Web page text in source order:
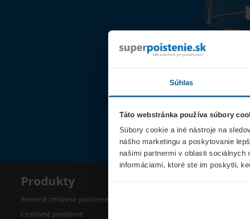
Súhlas
Táto webstránka používa súbory
Súbory cookie a iné nástroje na
nášho marketingu a poskytovanie
našimi partnermi v oblasti
informáciami, ktoré ste im poskytli,
Produkty
Povinné zmluvné poistenie
Cestovné poistenie